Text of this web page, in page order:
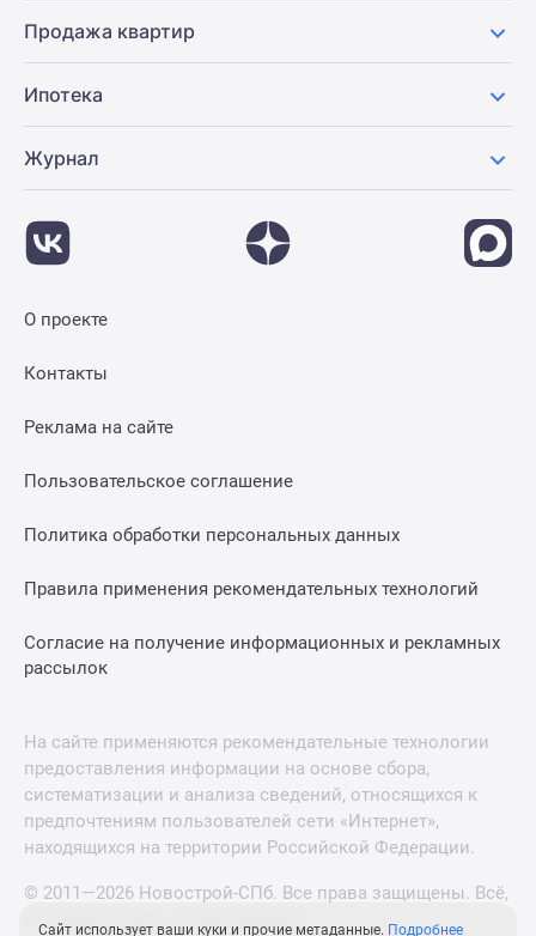
Продажа квартир
Ипотека
Журнал
О проекте
Контакты
Реклама на сайте
Пользовательское соглашение
Политика обработки персональных данных
Правила применения рекомендательных технологий
Согласие на получение информационных и рекламных
рассылок
На сайте применяются рекомендательные технологии
предоставления информации на основе сбора,
систематизации и анализа сведений, относящихся к
предпочтениям пользователей сети «Интернет»,
находящихся на территории Российской Федерации.
© 2011—2026 Новострой-СПб. Все права защищены. Всё,
что нужно знать о новостройках
Сайт использует ваши куки и прочие метаданные. Подробнее